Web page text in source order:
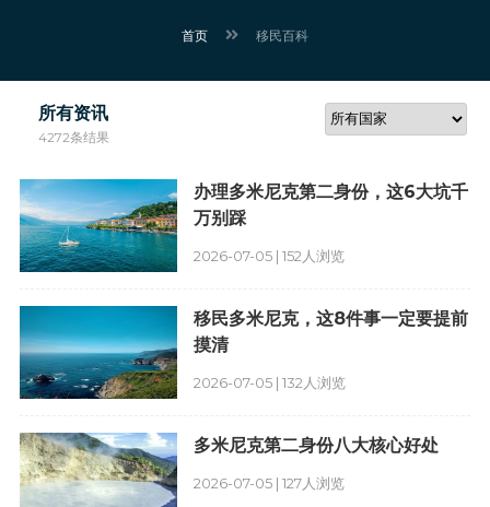
首页 移民百科
所有资讯
4272条结果
2026-07-05 | 152人浏览
办理多米尼克第二身份，这6大坑千
万别踩
2026-07-05 | 132人浏览
移民多米尼克，这8件事一定要提前
摸清
2026-07-05 | 127人浏览
多米尼克第二身份八大核心好处